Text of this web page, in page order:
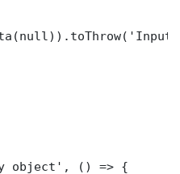
object', () => {